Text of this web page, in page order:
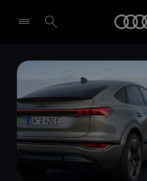
Händler wählen